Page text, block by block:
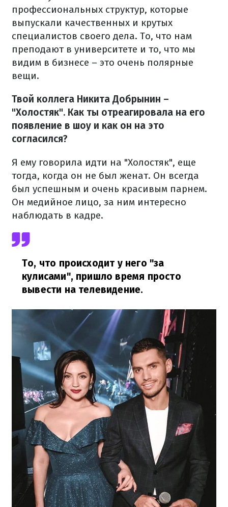
профессиональных структур, которые
выпускали качественных и крутых
специалистов своего дела. То, что нам
преподают в университете и то, что мы
видим в бизнесе – это очень полярные
вещи.
Твой коллега Никита Добрынин –
"Холостяк". Как ты отреагировала на его
появление в шоу и как он на это
согласился?
Я ему говорила идти на "Холостяк", еще
тогда, когда он не был женат. Он всегда
был успешным и очень красивым парнем.
Он медийное лицо, за ним интересно
наблюдать в кадре.
То, что происходит у него "за
кулисами", пришло время просто
вывести на телевидение.